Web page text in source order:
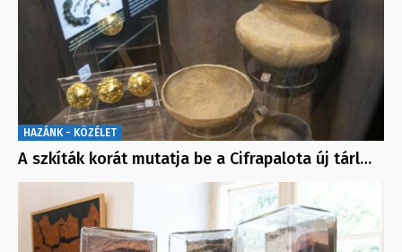
HAZÁNK - KÖZÉLET
A szkíták korát mutatja be a Cifrapalota új tárl…